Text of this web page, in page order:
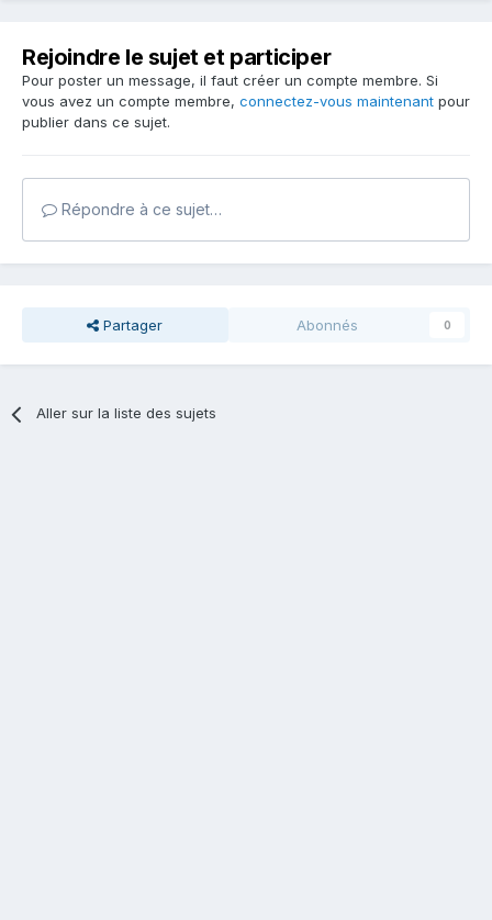
Rejoindre le sujet et participer
Pour poster un message, il faut créer un compte membre. Si
vous avez un compte membre, connectez-vous maintenant pour
publier dans ce sujet.
Répondre à ce sujet…
Partager Abonnés 0
Aller sur la liste des sujets